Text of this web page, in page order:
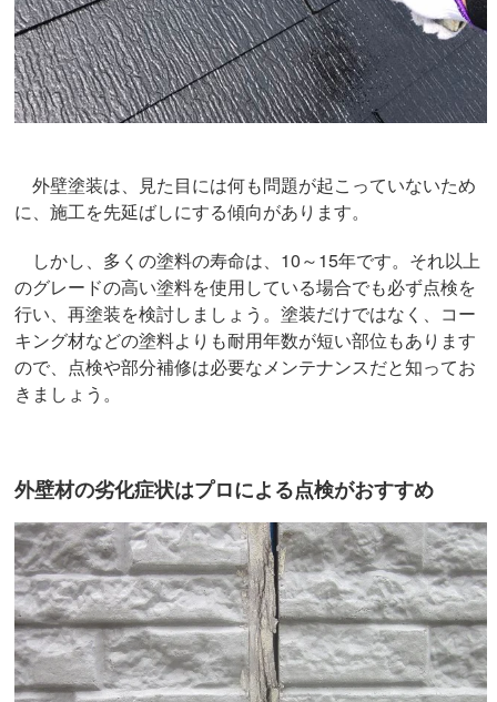
外壁塗装は、見た目には何も問題が起こっていないため
に、施工を先延ばしにする傾向があります。
しかし、多くの塗料の寿命は、10～15年です。それ以上
のグレードの高い塗料を使用している場合でも必ず点検を
行い、再塗装を検討しましょう。塗装だけではなく、コー
キング材などの塗料よりも耐用年数が短い部位もあります
ので、点検や部分補修は必要なメンテナンスだと知ってお
きましょう。
外壁材の劣化症状はプロによる点検がおすすめ